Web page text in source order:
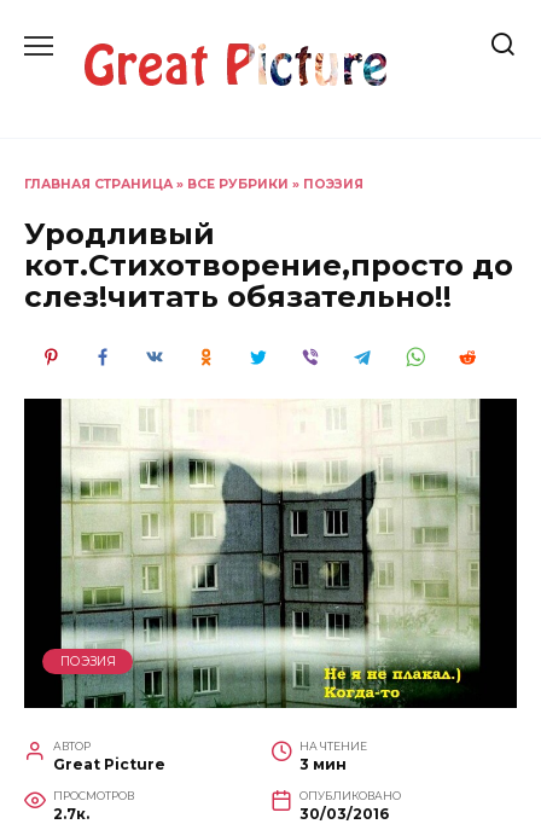
содержанию
ГЛАВНАЯ СТРАНИЦА » ВСЕ РУБРИКИ » ПОЭЗИЯ
Уродливый
кот.Стихотворение,просто до
слез!читать обязательно!!
ПОЭЗИЯ
АВТОР
Great Picture
НА ЧТЕНИЕ
3 мин
ПРОСМОТРОВ
2.7к.
ОПУБЛИКОВАНО
30/03/2016